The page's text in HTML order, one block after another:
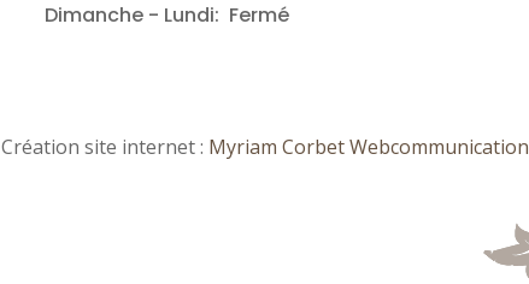
Dimanche - Lundi: Fermé
Création site internet : Myriam Corbet Webcommunication